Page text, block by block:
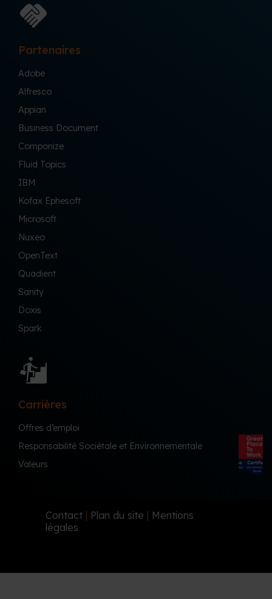
Partenaires
Adobe
Alfresco
Appian
Business Document
Componize
Fluid Topics
IBM
Kofax Ephesoft
Microsoft
Nuxeo
OpenText
Quadient
Sanity
Doxis
Spark
Carrières
Offres d’emploi
Responsabilité Sociétale et Environnementale
Valeurs
Contact Plan du site
Mentions
légales